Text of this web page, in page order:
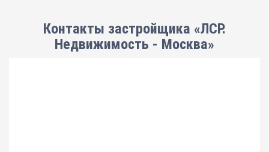
Контакты застройщика «ЛСР.
Недвижимость - Москва»